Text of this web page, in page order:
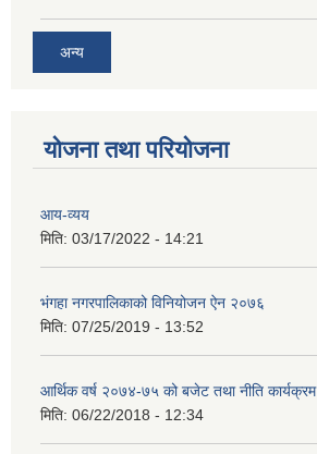
अन्य
योजना तथा परियोजना
आय-व्यय
मिति: 03/17/2022 - 14:21
भंगहा नगरपालिकाको विनियोजन ऐन २०७६
मिति: 07/25/2019 - 13:52
आर्थिक वर्ष २०७४-७५ को बजेट तथा नीति कार्यक्रम
मिति: 06/22/2018 - 12:34